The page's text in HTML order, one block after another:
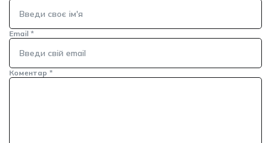
Коментар *
Email *